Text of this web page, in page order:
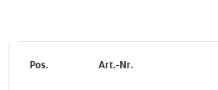
Pos. Art.-Nr.